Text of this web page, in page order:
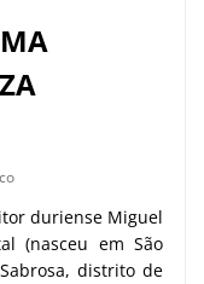
duriense Miguel
(nasceu em São
distrito de